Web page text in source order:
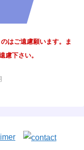
はご遠慮願います。ま
慮下さい。